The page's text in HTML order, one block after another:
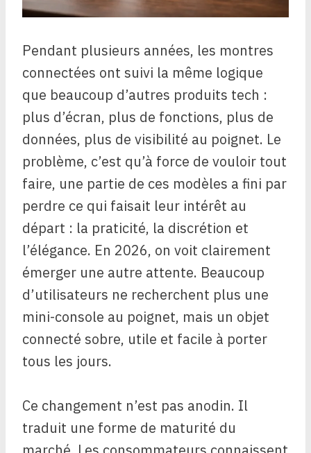
Pendant plusieurs années, les montres
connectées ont suivi la même logique
que beaucoup d’autres produits tech :
plus d’écran, plus de fonctions, plus de
données, plus de visibilité au poignet. Le
problème, c’est qu’à force de vouloir tout
faire, une partie de ces modèles a fini par
perdre ce qui faisait leur intérêt au
départ : la praticité, la discrétion et
l’élégance. En 2026, on voit clairement
émerger une autre attente. Beaucoup
d’utilisateurs ne recherchent plus une
mini-console au poignet, mais un objet
connecté sobre, utile et facile à porter
tous les jours.
Ce changement n’est pas anodin. Il
traduit une forme de maturité du